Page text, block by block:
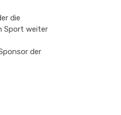
die
Sport weiter
der